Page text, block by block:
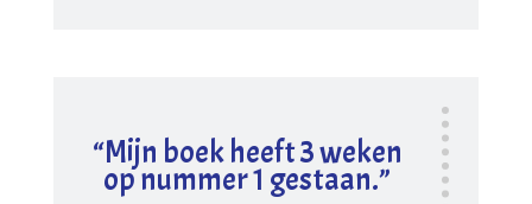
“Mijn boek heeft 3 weken
op nummer 1 gestaan.”